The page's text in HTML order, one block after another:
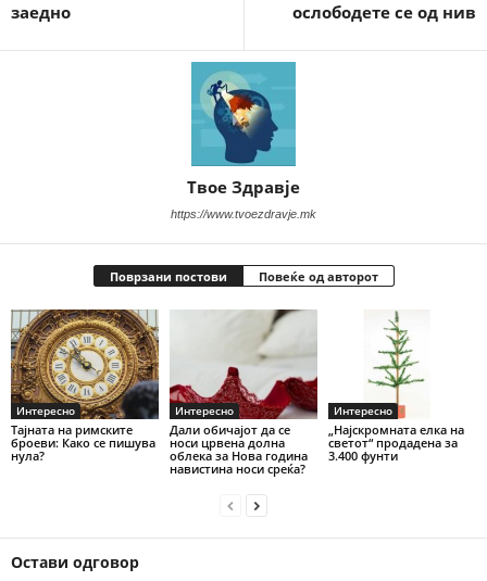
заедно ослободете се од нив
Твое Здравје
https://www.tvoezdravje.mk
Поврзани постови Повеќе од авторот
Интересно
Тајната на римските
броеви: Како се пишува
нула?
Интересно
Дали обичајот да се
носи црвена долна
облека за Нова година
навистина носи среќа?
Интересно
„Најскромната елка на
светот“ продадена за
3.400 фунти
Остави одговор